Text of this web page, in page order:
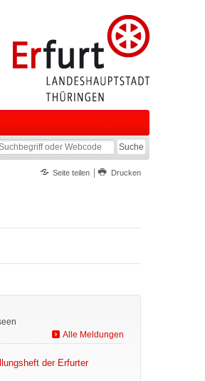
Seite teilen Drucken
Alle Meldungen
der Erfurter